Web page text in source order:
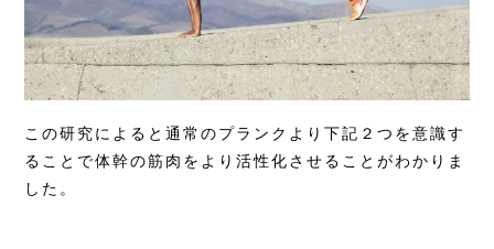
この研究によると通常のプランクより下記２つを意識す
ることで体幹の筋肉をより活性化させることがわかりま
した。